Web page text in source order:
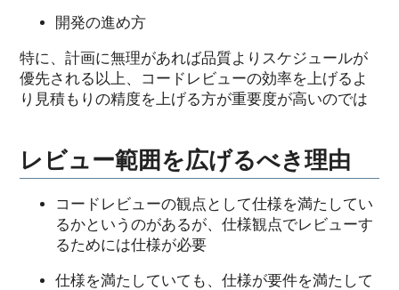
開発の進め方
特に、計画に無理があれば品質よりスケジュールが
優先される以上、コードレビューの効率を上げるよ
り見積もりの精度を上げる方が重要度が高いのでは
レビュー範囲を広げるべき理由
コードレビューの観点として仕様を満たしてい
るかというのがあるが、仕様観点でレビューす
るためには仕様が必要
仕様を満たしていても、仕様が要件を満たして